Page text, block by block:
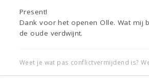
Present!
Dank voor het openen Olle. Wat mij
de oude verdwijnt.
Weet je wat pas conflictvermijdend is?